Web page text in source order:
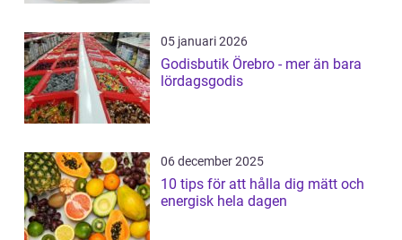
05 januari 2026
Godisbutik Örebro - mer än bara
lördagsgodis
06 december 2025
10 tips för att hålla dig mätt och
energisk hela dagen